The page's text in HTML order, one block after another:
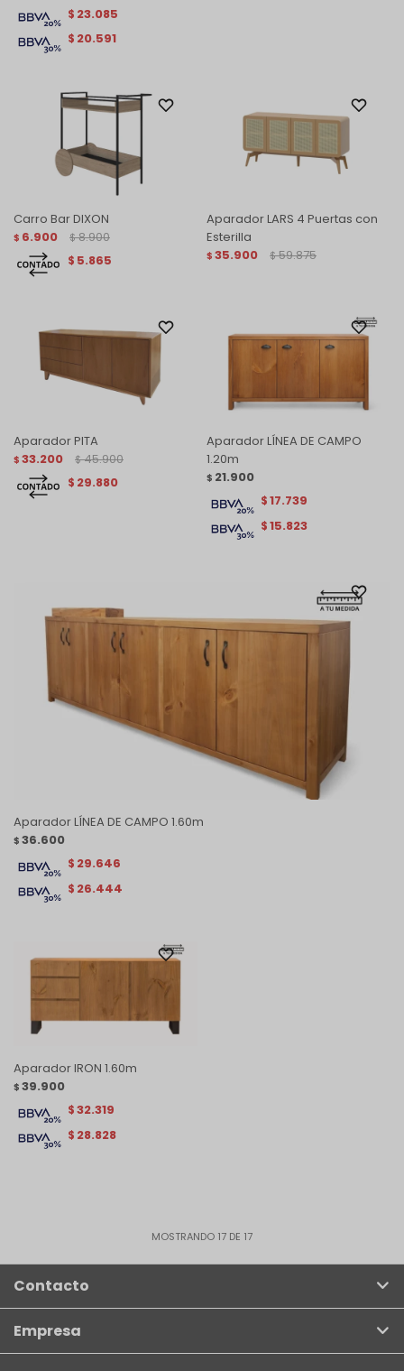
$ 20.591
$ 23.085
Carro Bar DIXON
$ 6.900 $ 8.900
$ 5.865
Aparador LARS 4 Puertas con
Esterilla
$ 35.900 $ 59.875
Aparador PITA
$ 33.200 $ 45.900
$ 29.880
Aparador LÍNEA DE CAMPO
1.20m
$ 21.900
$15.823
$17.739
Aparador LÍNEA DE CAMPO 1.60m
$ 36.600
$ 26.444
$ 29.646
Aparador IRON 1.60m
$ 39.900
$ 28.828
$32.319
MOSTRANDO 17 DE 17
Contacto
Empresa